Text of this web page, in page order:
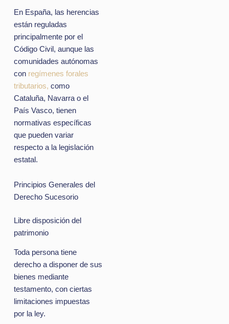
En España, las herencias
están reguladas
principalmente por el
Código Civil, aunque las
comunidades autónomas
con regímenes forales
tributarios, como
Cataluña, Navarra o el
País Vasco, tienen
normativas específicas
que pueden variar
respecto a la legislación
estatal.
Principios Generales del
Derecho Sucesorio
Libre disposición del
patrimonio
Toda persona tiene
derecho a disponer de sus
bienes mediante
testamento, con ciertas
limitaciones impuestas
por la ley.